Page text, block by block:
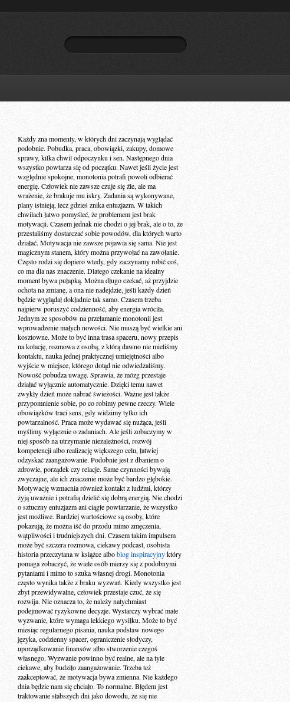
Każdy zna momenty, w których dni zaczynają wyglądać
podobnie. Pobudka, praca, obowiązki, zakupy, domowe
sprawy, kilka chwil odpoczynku i sen. Następnego dnia
wszystko powtarza się od początku. Nawet jeśli życie jest
względnie spokojne, monotonia potrafi powoli odbierać
energię. Człowiek nie zawsze czuje się źle, ale ma
wrażenie, że brakuje mu iskry. Zadania są wykonywane,
plany istnieją, lecz gdzieś znika entuzjazm. W takich
chwilach łatwo pomyśleć, że problemem jest brak
motywacji. Czasem jednak nie chodzi o jej brak, ale o to, że
przestaliśmy dostarczać sobie powodów, dla których warto
działać. Motywacja nie zawsze pojawia się sama. Nie jest
magicznym stanem, który można przywołać na zawołanie.
Często rodzi się dopiero wtedy, gdy zaczynamy robić coś,
co ma dla nas znaczenie. Dlatego czekanie na idealny
moment bywa pułapką. Można długo czekać, aż przyjdzie
ochota na zmianę, a ona nie nadejdzie, jeśli każdy dzień
będzie wyglądał dokładnie tak samo. Czasem trzeba
najpierw poruszyć codzienność, aby energia wróciła.
Jednym ze sposobów na przełamanie monotonii jest
wprowadzenie małych nowości. Nie muszą być wielkie ani
kosztowne. Może to być inna trasa spaceru, nowy przepis
na kolację, rozmowa z osobą, z którą dawno nie mieliśmy
kontaktu, nauka jednej praktycznej umiejętności albo
wyjście w miejsce, którego dotąd nie odwiedzaliśmy.
Nowość pobudza uwagę. Sprawia, że mózg przestaje
działać wyłącznie automatycznie. Dzięki temu nawet
zwykły dzień może nabrać świeżości. Ważne jest także
przypomnienie sobie, po co robimy pewne rzeczy. Wiele
obowiązków traci sens, gdy widzimy tylko ich
powtarzalność. Praca może wydawać się nużąca, jeśli
myślimy wyłącznie o zadaniach. Ale jeśli zobaczymy w
niej sposób na utrzymanie niezależności, rozwój
kompetencji albo realizację większego celu, łatwiej
odzyskać zaangażowanie. Podobnie jest z dbaniem o
zdrowie, porządek czy relacje. Same czynności bywają
zwyczajne, ale ich znaczenie może być bardzo głębokie.
Motywację wzmacnia również kontakt z ludźmi, którzy
żyją uważnie i potrafią dzielić się dobrą energią. Nie chodzi
o sztuczny entuzjazm ani ciągłe powtarzanie, że wszystko
jest możliwe. Bardziej wartościowe są osoby, które
pokazują, że można iść do przodu mimo zmęczenia,
wątpliwości i trudniejszych dni. Czasem takim impulsem
może być szczera rozmowa, ciekawy podcast, osobista
historia przeczytana w książce alboblog inspiracyjnyktóry
pomaga zobaczyć, że wiele osób mierzy się z podobnymi
pytaniami i mimo to szuka własnej drogi. Monotonia
często wynika także z braku wyzwań. Kiedy wszystko jest
zbyt przewidywalne, człowiek przestaje czuć, że się
rozwija. Nie oznacza to, że należy natychmiast
podejmować ryzykowne decyzje. Wystarczy wybrać małe
wyzwanie, które wymaga lekkiego wysiłku. Może to być
miesiąc regularnego pisania, nauka podstaw nowego
języka, codzienny spacer, ograniczenie słodyczy,
uporządkowanie finansów albo stworzenie czegoś
własnego. Wyzwanie powinno być realne, ale na tyle
ciekawe, aby budziło zaangażowanie. Trzeba też
zaakceptować, że motywacja bywa zmienna. Nie każdego
dnia będzie nam się chciało. To normalne. Błędem jest
traktowanie słabszych dni jako dowodu, że się nie